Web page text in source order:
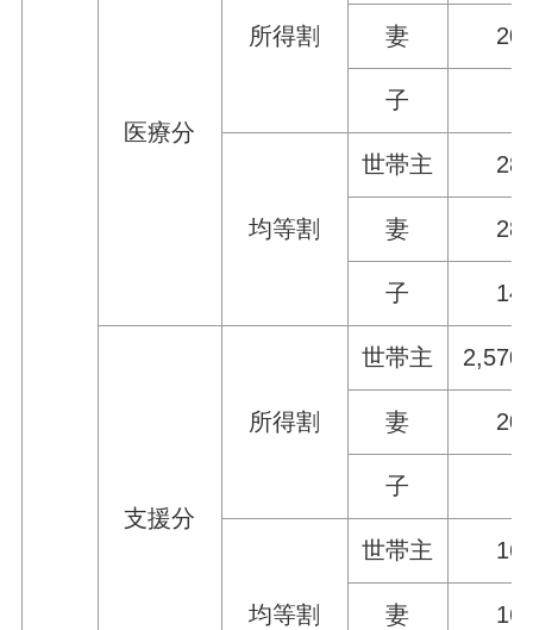
医療分
所得割 妻
子
均等割
世帯主
妻
子
支援分
所得割
世帯主
妻
子
均等割
世帯主
妻